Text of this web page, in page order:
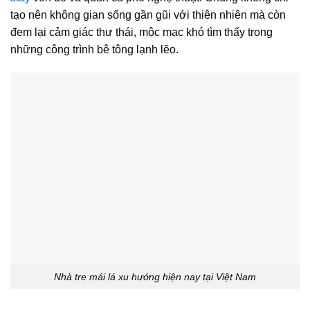
tạo nên không gian sống gần gũi với thiên nhiên mà còn
đem lại cảm giác thư thái, mộc mạc khó tìm thấy trong
những công trình bê tông lạnh lẽo.
Nhà tre mái lá xu hướng hiện nay tại Việt Nam